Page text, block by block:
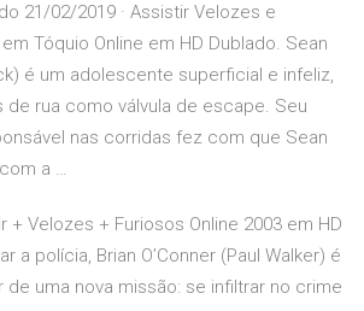
21/02/2019 · Assistir Velozes e
Tóquio Online em HD Dublado. Sean
é um adolescente superficial e infeliz,
de rua como válvula de escape. Seu
nas corridas fez com que Sean
a …
+ Velozes + Furiosos Online 2003 em HD
a polícia, Brian O’Conner (Paul Walker) é
uma nova missão: se infiltrar no crime